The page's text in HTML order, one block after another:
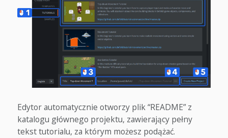
Edytor automatycznie otworzy plik “README” z
katalogu głównego projektu, zawierający pełny
tekst tutorialu, za którym możesz podążać.